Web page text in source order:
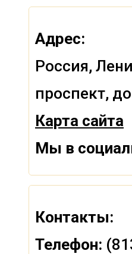
Адрес:
Россия,
проспект,
Карта сайта
Мы в
Контакты:
Телефон: